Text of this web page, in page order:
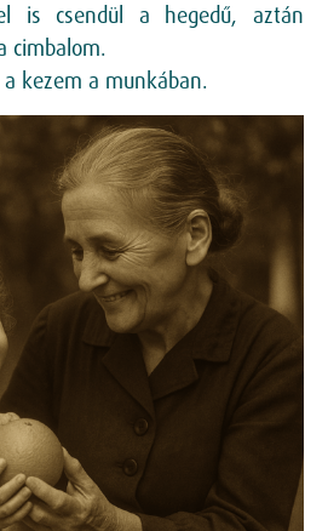
is csendül a hegedű, aztán
cimbalom.
kezem a munkában.